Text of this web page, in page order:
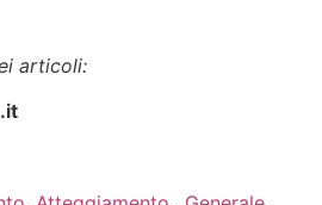
articoli: